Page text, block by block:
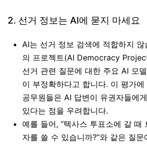
2. 선거 정보는 AI에 묻지 마세요
AI는 선거 정보 검색에 적합하지 않
의 프로젝트(AI Democracy
선거 관련 질문에 대한 주요 AI 모
이 부정확하다고 합니다. 이 평가
공무원들은 AI 답변이 유권자들에
있다는 점을 우려합니다.
예를 들어, “텍사스 투표소에 갈 때
자를 쓸 수 있습니까?”와 같은 질문